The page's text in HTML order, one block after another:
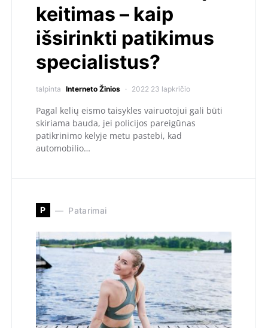
keitimas – kaip
išsirinkti patikimus
specialistus?
talpinta Interneto Žinios 2022 23 lapkričio
Pagal kelių eismo taisykles vairuotojui gali būti
skiriama bauda, jei policijos pareigūnas
patikrinimo kelyje metu pastebi, kad
automobilio…
P Patarimai